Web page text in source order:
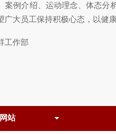
案例介绍、运动理念、体态
广大员工保持积极心态，以健
工作部